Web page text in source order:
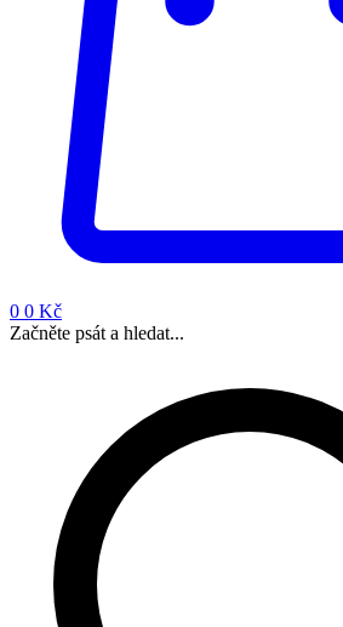
0 0 Kč
Začněte psát a hledat...